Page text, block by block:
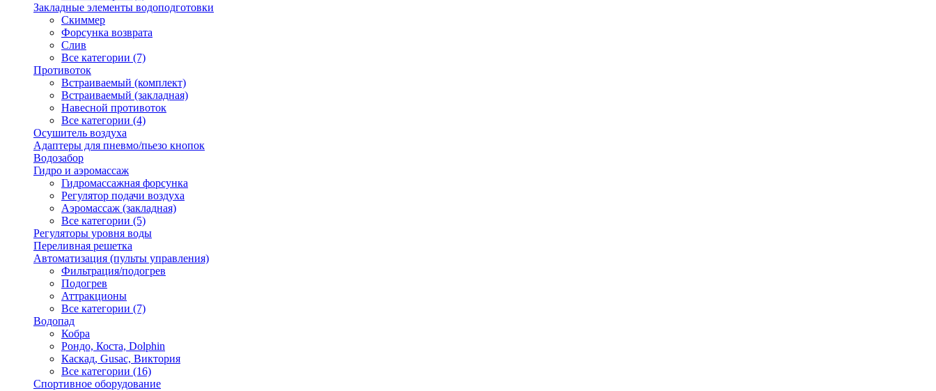
Закладные элементы водоподготовки
Скиммер
Форсунка возврата
Слив
Все категории (7)
Противоток
Встраиваемый (комплект)
Встраиваемый (закладная)
Навесной противоток
Все категории (4)
Осушитель воздуха
Адаптеры для пневмо/пьезо кнопок
Водозабор
Гидро и аэромассаж
Гидромассажная форсунка
Регулятор подачи воздуха
Аэромассаж (закладная)
Все категории (5)
Регуляторы уровня воды
Переливная решетка
Автоматизация (пульты управления)
Фильтрация/подогрев
Подогрев
Аттракционы
Все категории (7)
Водопад
Кобра
Рондо, Коста, Dolphin
Каскад, Gusac, Виктория
Все категории (16)
Спортивное оборудование